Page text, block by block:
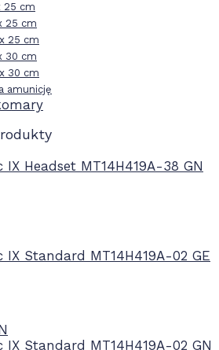
25 cm
25 cm
25 cm
30 cm
30 cm
amunicję
IX Headset MT14H419A-38 GN
IX Standard MT14H419A-02 GE
IX Standard MT14H419A-02 GN